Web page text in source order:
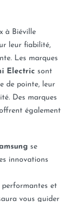
à Biéville
leur fiabilité,
Les marques
Electric sont
de pointe, leur
Des marques
également
se
innovations
performantes et
vous guider